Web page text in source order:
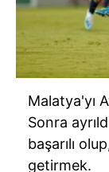
Malatya'yı
Sonra
başarılı
getirmek.